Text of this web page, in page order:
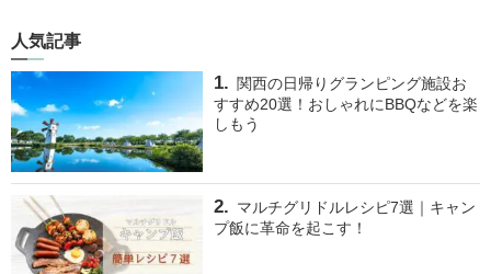
人気記事
関西の日帰りグランピング施設お
すすめ20選！おしゃれにBBQなどを楽
しもう
マルチグリドルレシピ7選｜キャン
プ飯に革命を起こす！